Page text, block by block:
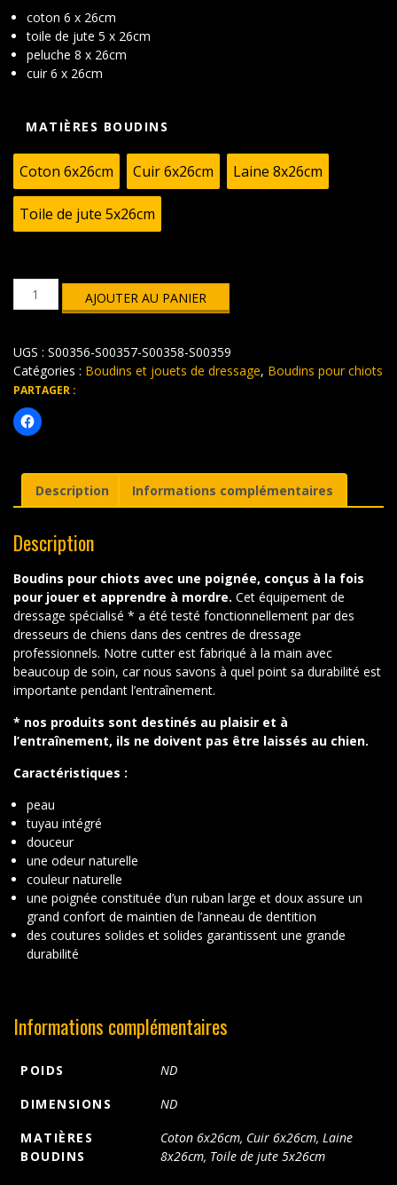
coton 6 x 26cm
toile de jute 5 x 26cm
peluche 8 x 26cm
cuir 6 x 26cm
MATIÈRES BOUDINS
Coton 6x26cm Cuir 6x26cm Laine 8x26cm
Toile de jute 5x26cm
quantité
chiots
AJOUTER AU PANIER
UGS : S00356-S00357-S00358-S00359
Catégories : Boudins et jouets de dressage, Boudins pour chiots
PARTAGER :
Description Informations complémentaires
Description
Boudins pour chiots avec une poignée, conçus à la fois
pour jouer et apprendre à mordre. Cet équipement de
dressage spécialisé * a été testé fonctionnellement par des
dresseurs de chiens dans des centres de dressage
professionnels. Notre cutter est fabriqué à la main avec
beaucoup de soin, car nous savons à quel point sa durabilité est
importante pendant l’entraînement.
* nos produits sont destinés au plaisir et à
l’entraînement, ils ne doivent pas être laissés au chien.
Caractéristiques :
peau
tuyau intégré
douceur
une odeur naturelle
couleur naturelle
une poignée constituée d’un ruban large et doux assure un
grand confort de maintien de l’anneau de dentition
des coutures solides et solides garantissent une grande
durabilité
Informations complémentaires
POIDS
ND
DIMENSIONS
ND
MATIÈRES
BOUDINS
Coton 6x26cm, Cuir 6x26cm, Laine
8x26cm, Toile de jute 5x26cm